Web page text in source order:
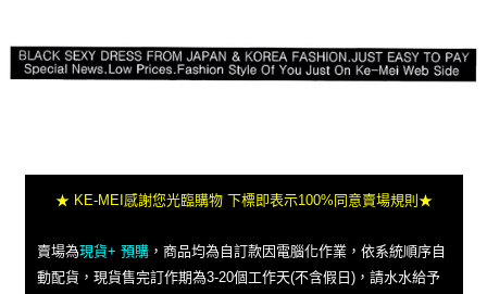
★ KE-MEI感謝您光臨購物 下標即表示100%同意賣場規則★
賣場為現貨+ 預購，商品均為自訂款因電腦化作業，依系統順序自
動配貨，現貨售完訂作期為3-20個工作天(不含假日)，請水水給予